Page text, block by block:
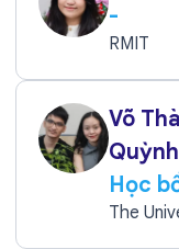
-
RMIT
Võ
Học
The